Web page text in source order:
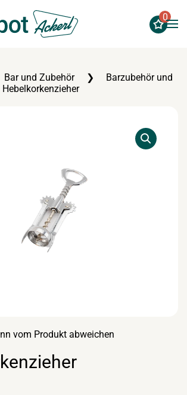
springen
0
Bar und Zubehör
Barzubehör und
Hebelkorkenzieher
vom Produkt abweichen